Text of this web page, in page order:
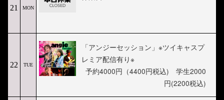
21 MON
22 TUE
「アンジーセッション」※ツイキャスプ
レミア配信有り※
予約4000円（4400円税込) 学生2000
円(2200税込)